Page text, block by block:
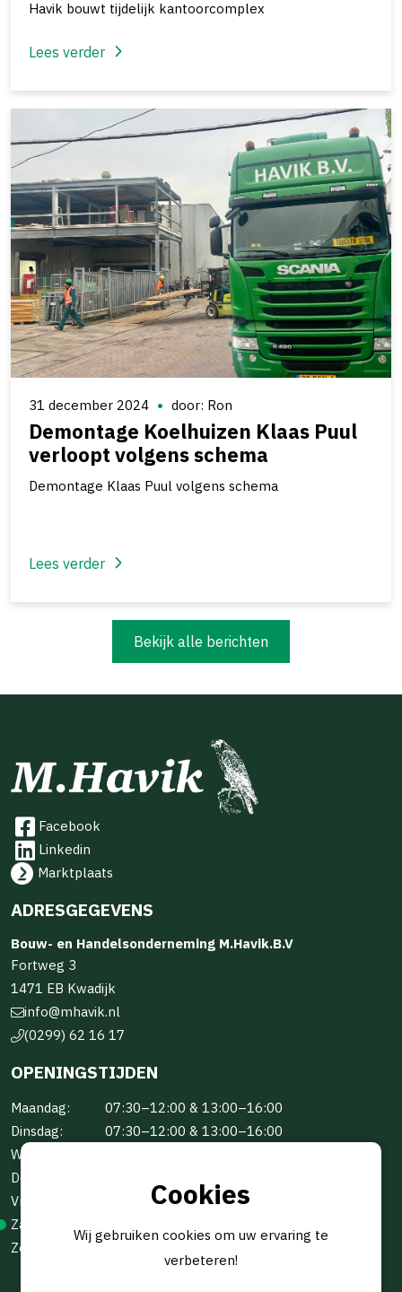
Havik bouwt tijdelijk kantoorcomplex
Lees verder
31 december 2024 door: Ron
Demontage Koelhuizen Klaas Puul
verloopt volgens schema
Demontage Klaas Puul volgens schema
Lees verder
Bekijk alle berichten
Facebook
Linkedin
Marktplaats
ADRESGEGEVENS
Bouw- en Handelsonderneming M.Havik.B.V
Fortweg 3
1471 EB Kwadijk
info@mhavik.nl
(0299) 62 16 17
OPENINGSTIJDEN
Maandag:
07:30–12:00 & 13:00–16:00
Dinsdag:
07:30–12:00 & 13:00–16:00
Woensdag:
Donderdag:
Vrijdag:
07:30–12:00 & 13:00–16:00
Zaterdag:
Zondag:
Cookies
Wij gebruiken cookies om uw ervaring te
verbeteren!